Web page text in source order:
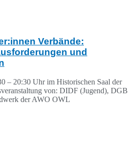
Verbände:
und
– 20:30 Uhr im Historischen Saal der
von: DIDF (Jugend), DGB
der AWO OWL